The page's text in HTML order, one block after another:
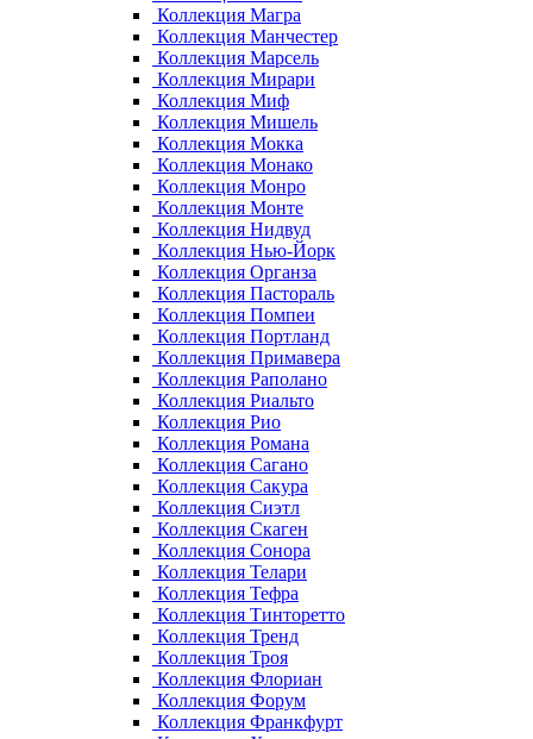
Коллекция Магра
Коллекция Манчестер
Коллекция Марсель
Коллекция Мирари
Коллекция Миф
Коллекция Мишель
Коллекция Мокка
Коллекция Монако
Коллекция Монро
Коллекция Монте
Коллекция Нидвуд
Коллекция Нью-Йорк
Коллекция Органза
Коллекция Пастораль
Коллекция Помпеи
Коллекция Портланд
Коллекция Примавера
Коллекция Раполано
Коллекция Риальто
Коллекция Рио
Коллекция Романа
Коллекция Сагано
Коллекция Сакура
Коллекция Сиэтл
Коллекция Скаген
Коллекция Сонора
Коллекция Телари
Коллекция Тефра
Коллекция Тинторетто
Коллекция Тренд
Коллекция Троя
Коллекция Флориан
Коллекция Форум
Коллекция Франкфурт